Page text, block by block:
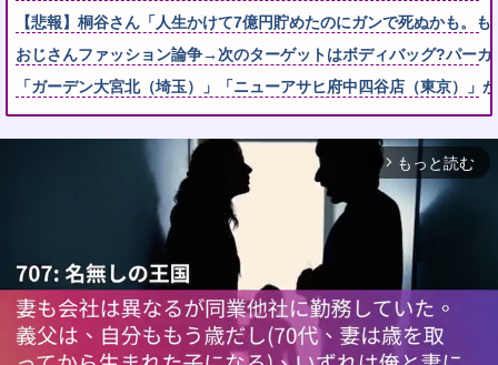
【悲報】桐谷さん「人生かけて7億円貯めたのにガンで死ぬかも。
おじさんファッション論争→次のターゲットはボディバッグ?パー
「ガーデン大宮北（埼玉）」「ニューアサヒ府中四谷店（東京）」
arrow_forward_ios もっと読む